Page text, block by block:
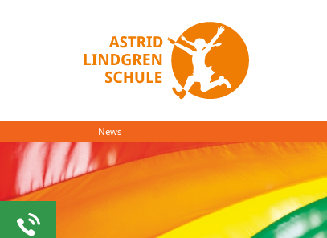
News